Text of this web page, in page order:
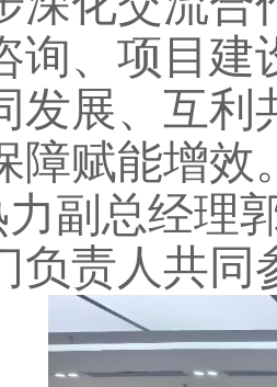
询、项目建
发展、 互利
障赋能增效
副总经理
负责人共同